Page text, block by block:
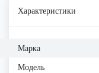
Характеристики
Марка
Модель